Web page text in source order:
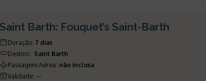
Saint Barth: Fouquet’s Saint-Barth
Duração: 7 dias
Destino : Saint Barth
Passagem Aérea: não inclusa
Validade: --